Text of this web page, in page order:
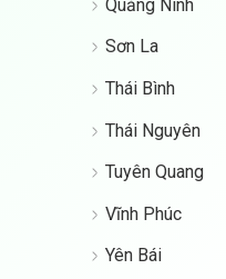
Quảng Ninh
Sơn La
Thái Bình
Thái Nguyên
Tuyên Quang
Vĩnh Phúc
Yên Bái